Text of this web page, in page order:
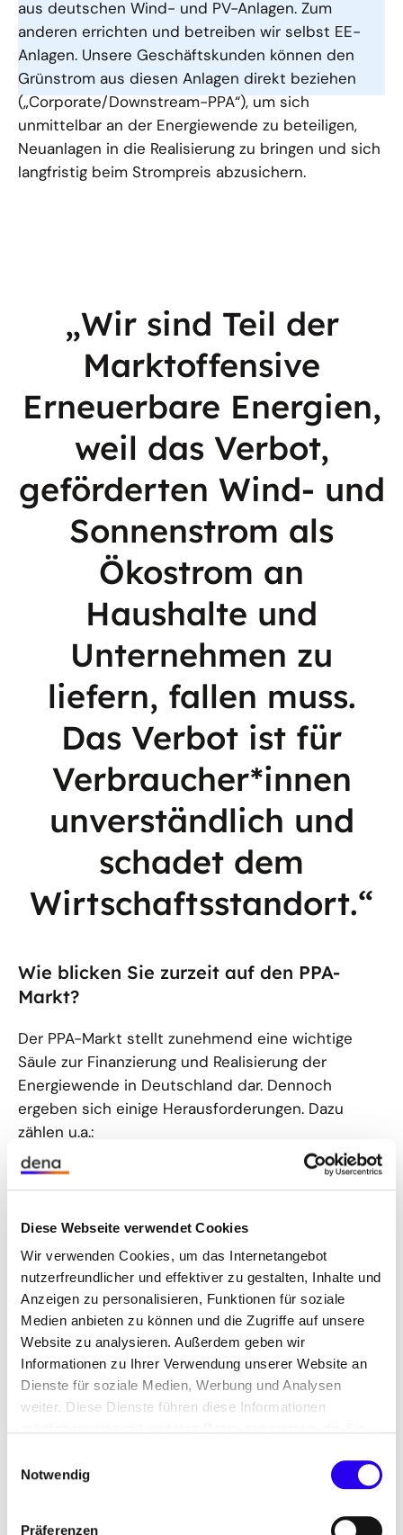
Diese Webseite verwendet Cookies
Wir verwenden Cookies, um das Internetangebot
nutzerfreundlicher und effektiver zu gestalten, Inhalte und
Anzeigen zu personalisieren, Funktionen für soziale
Medien anbieten zu können und die Zugriffe auf unsere
Website zu analysieren. Außerdem geben wir
Informationen zu Ihrer Verwendung unserer Website an
Dienste für soziale Medien, Werbung und Analysen
weiter. Diese Dienste führen diese Informationen
Nutzung der Dienste gesammelt haben.
Notwendig
Präferenzen
aus deutschen Wind- und PV-Anlagen. Zum
anderen errichten und betreiben wir selbst EE-
Anlagen. Unsere Geschäftskunden können den
Grünstrom aus diesen Anlagen direkt beziehen
(„Corporate/Downstream-PPA“), um sich
unmittelbar an der Energiewende zu beteiligen,
Neuanlagen in die Realisierung zu bringen und sich
langfristig beim Strompreis abzusichern.
„Wir sind Teil der
Marktoffensive
Erneuerbare Energien,
weil das Verbot,
geförderten Wind- und
Sonnenstrom als
Ökostrom an
Haushalte und
Unternehmen zu
liefern, fallen muss.
Das Verbot ist für
Verbraucher*innen
unverständlich und
schadet dem
Wirtschaftsstandort.“
Wie blicken Sie zurzeit auf den PPA-
Markt?
Der PPA-Markt stellt zunehmend eine wichtige
Säule zur Finanzierung und Realisierung der
Energiewende in Deutschland dar. Dennoch
ergeben sich einige Herausforderungen. Dazu
zählen u.a.:
Die Kannibalisierungseffekte (insbesondere im
PV-Geschäft) führen dazu, dass der Wert des
produzierten Stroms und somit der Wert der
Endabnehmer*innen müssen immer mehr
ausgeben, um das Profil eines PPAs in das
eigene Abnahmeprofil umzuwandeln.
Es gibt nur eine überschaubare Menge an
Endabnehmer*innen, die über
energielogistische Mittel verfügen, um selbst
Vollversorgungsverträge benötigt, die PPAs
Die Bereitschaft, sich langfristig (z.B. über 10